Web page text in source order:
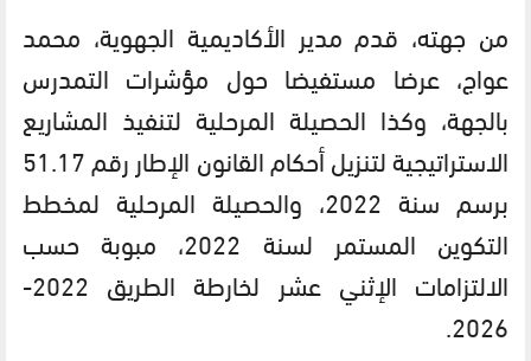
من جهته، قدم مدير الأكاديمية الجهوية، محمد
عواج، عرضا مستفيضا حول مؤشرات التمدرس
بالجهة، وكذا الحصيلة المرحلية لتنفيذ المشاريع
الاستراتيجية لتنزيل أحكام القانون الإطار رقم 51.17
برسم سنة 2022، والحصيلة المرحلية لمخطط
التكوين المستمر لسنة 2022، مبوبة حسب
الالتزامات الإثني عشر لخارطة الطريق 2022-
2026.